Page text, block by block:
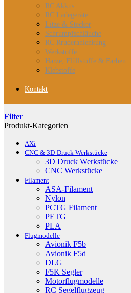
RC Akkus
RC Ladegeräte
Litze & Stecker
Schrumpfschläuche
RC Rruderanlenkung
Werkstoffe
Harze, Flüllstoffe & Farben
Klebstoffe
Kontakt
Filter
Produkt-Kategorien
AXi
CNC & 3D-Druck Werkstücke
3D Druck Werkstücke
CNC Werkstücke
Filament
ASA-Filament
Nylon
PCTG Filament
PETG
PLA
Flugmodelle
Avionik F5b
Avionik F5d
DLG
F5K Segler
Motorflugmodelle
RC Segelflugzeug